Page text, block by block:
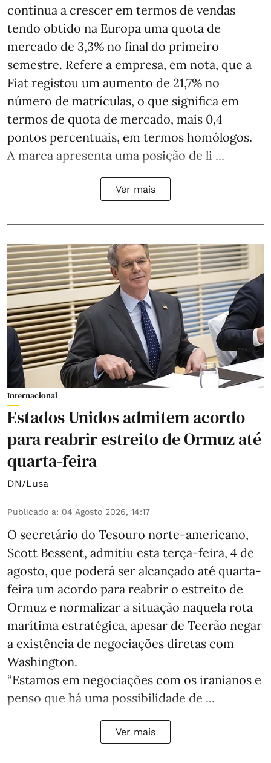
continua a crescer em termos de vendas
tendo obtido na Europa uma quota de
mercado de 3,3% no final do primeiro
semestre. Refere a empresa, em nota, que a
Fiat registou um aumento de 21,7% no
número de matrículas, o que significa em
termos de quota de mercado, mais 0,4
pontos percentuais, em termos homólogos.
A marca apresenta uma posição de li ...
Ver mais
Internacional
Estados Unidos admitem acordo
para reabrir estreito de Ormuz até
quarta-feira
DN/Lusa
Publicado a: 04 Agosto 2026, 14:17
O secretário do Tesouro norte-americano,
Scott Bessent, admitiu esta terça-feira, 4 de
agosto, que poderá ser alcançado até quarta-
feira um acordo para reabrir o estreito de
Ormuz e normalizar a situação naquela rota
marítima estratégica, apesar de Teerão negar
a existência de negociações diretas com
Washington.
“Estamos em negociações com os iranianos e
penso que há uma possibilidade de ...
Ver mais